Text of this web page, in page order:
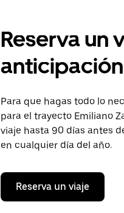
Reserva un
Para que hagas todo lo
para el trayecto Emiliano
viaje hasta 90 días antes
en cualquier día del año.
Reserva un viaje